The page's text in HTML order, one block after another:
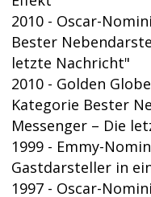
2010 - Oscar-
Bester
letzte Nachricht"
2010 - Golden
Kategorie Bester
Messenger – Die
1999 - Emmy-
Gastdarsteller in
1997 - Oscar-